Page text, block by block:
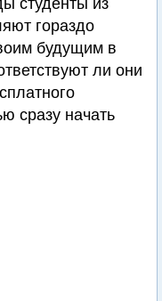
студенты из
гораздо
будущим в
ли они
сразу начать